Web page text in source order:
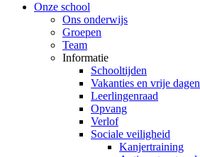
Onze school
Ons onderwijs
Groepen
Team
Informatie
Schooltijden
Vakanties en vrije dagen
Leerlingenraad
Opvang
Verlof
Sociale veiligheid
Kanjertraining